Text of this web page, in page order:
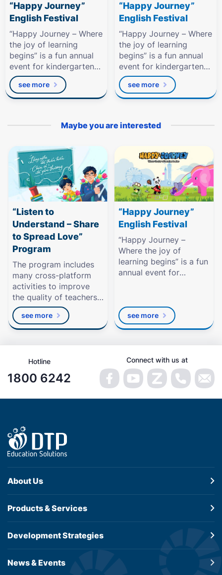
“Happy Journey”
English Festival
“Happy Journey – Where
the joy of learning
begins” is a fun annual
event for kindergarten
and primary school
students.
see more
“Happy Journey”
English Festival
“Happy Journey – Where
the joy of learning
begins” is a fun annual
event for kindergarten
and primary school
students.
see more
Maybe you are interested
“Listen to
Understand – Share
to Spread Love”
Program
The program includes
many cross-platform
activities to improve
the quality of teachers’
spiritual lives, thereby
contributing to creating
a happy, friendly, and
see more
“Happy Journey”
English Festival
“Happy Journey –
Where the joy of
learning begins” is a fun
annual event for
students.
see more
Hotline
1800 6242
Connect with us at
About Us
Products &Services
DevelopmentStrategies
News & Events